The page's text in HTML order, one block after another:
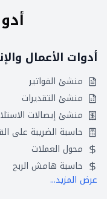
أدوات الأعمال
منشئ الفواتير
منشئ التقديرات
منشئ إيصالات
حاسبة الضريبة على
محول العملات
حاسبة هامش الربح
عرض المزيد...